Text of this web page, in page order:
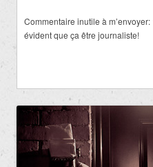
Commentaire inutile à
évident que ça être journaliste!